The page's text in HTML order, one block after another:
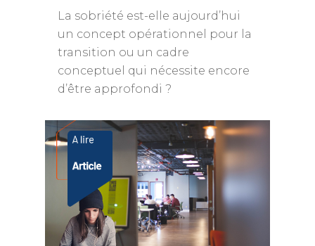
La sobriété est-elle aujourd’hui
un concept opérationnel pour la
transition ou un cadre
conceptuel qui nécessite encore
d’être approfondi ?